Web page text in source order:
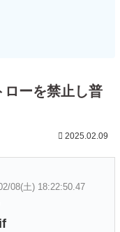
ローを禁止し普
2025.02.09
08(土) 18:22:50.47